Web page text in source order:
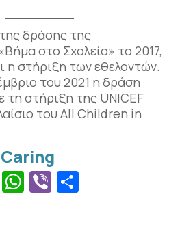
δράσης της
στο Σχολείο» το 2017,
η στήριξη των εθελοντών.
του 2021 η δράση
τη στήριξη της UNICEF
του All Children in
WhatsApp
Viber